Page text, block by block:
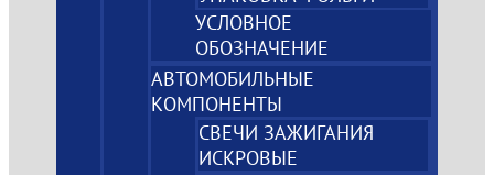
УСЛОВНОЕ
ОБОЗНАЧЕНИЕ
АВТОМОБИЛЬНЫЕ
КОМПОНЕНТЫ
СВЕЧИ ЗАЖИГАНИЯ
ИСКРОВЫЕ